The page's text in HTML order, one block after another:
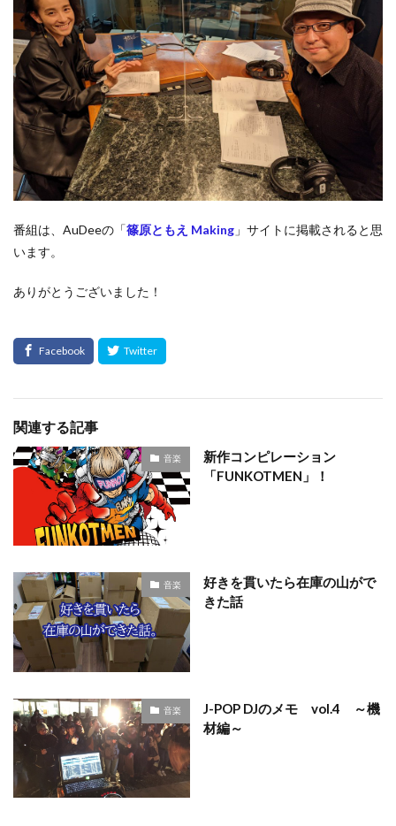
番組は、AuDeeの「篠原ともえ Making 」サイトに掲載されると思
います。
ありがとうございました！
関連する記事
音楽
新作コンピレーション
「FUNKOTMEN」！
音楽
好きを貫いたら在庫の山がで
きた話
音楽
J-POP DJのメモ vol.4 ～機
材編～